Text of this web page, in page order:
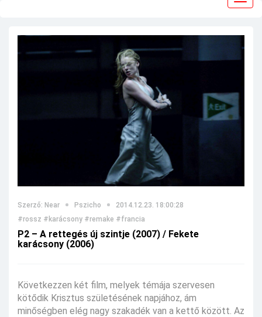
Szerző: Near Pszicho
2014.12.23. 18:00:28
#rossz #karácsony #remake #francia
P2 – A rettegés új szintje (2007) / Fekete
karácsony (2006)
Következzen két film, melyek témája szervesen
kötődik Krisztus születésének napjához, ám
minőségben elég nagy szakadék van a kettő között. Az